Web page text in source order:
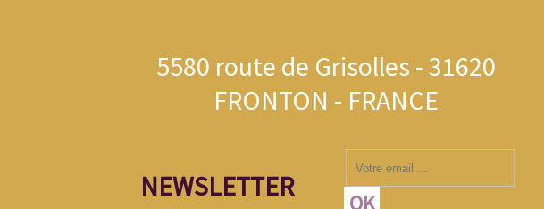
5580 route de Grisolles - 31620
FRONTON - FRANCE
NEWSLETTER